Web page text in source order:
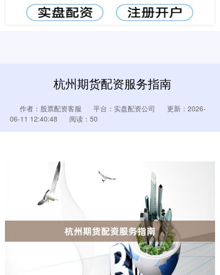
杭州期货配资服务指南
作者：股票配资客服 平台：实盘配资公司
更新：2026-
06-11 12:40:48
阅读：50